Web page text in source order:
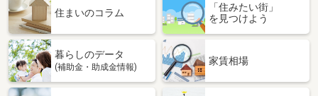
住まいのコラム
「住みたい街」
を見つけよう
暮らしのデータ
(補助金・助成金情報)
家賃相場